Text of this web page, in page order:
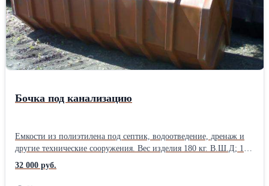
Бочка под канализацию
Емкости из полиэтилена под септик, водоотведение, дренаж и
другие технические сооружения. Вес изделия 180 кг. В.Ш.Д; 1.4
х 1.4 х 3.2.м. Использование емкостей из пластика не
подвержены коррозии и разложению, имеют длительный срок
32 000 руб.